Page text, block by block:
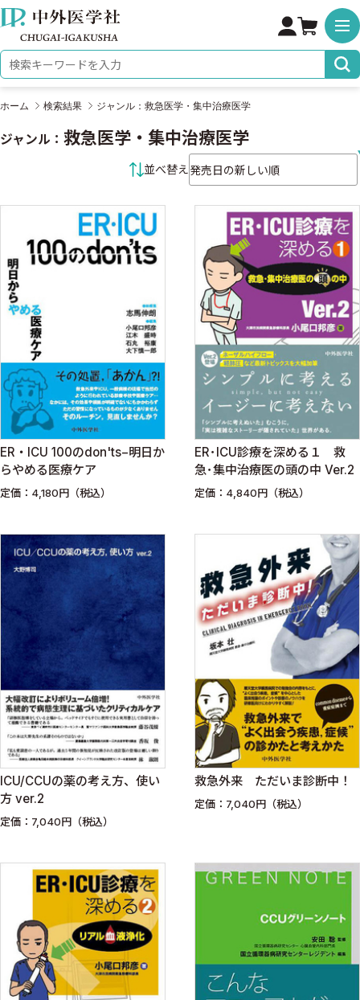
株式会社 中外医学社
検索キーワード
ホーム 検索結果 ジャンル：救急医学・集中治療医学
ジャンル： 救急医学・集中治療医学
並べ替え並べ替え条件
ER・ICU 100のdon'ts−明日か
らやめる医療ケア
定価：4,180円（税込）
ER･ICU診療を深める１ 救
急･集中治療医の頭の中 Ver.2
定価：4,840円（税込）
ICU/CCUの薬の考え方、使い
方 ver.2
定価：7,040円（税込）
救急外来 ただいま診断中！
定価：7,040円（税込）